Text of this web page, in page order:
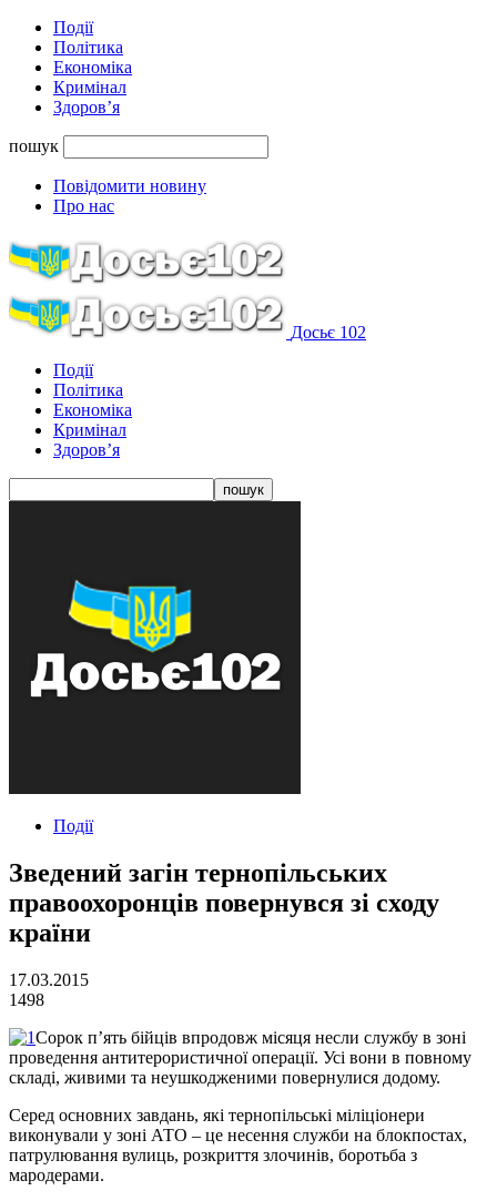
Події
Політика
Економіка
Кримінал
Здоров’я
пошук
Повідомити новину
Про нас
Досьє 102
Події
Політика
Економіка
Кримінал
Здоров’я
Події
Зведений загін тернопільських
правоохоронців повернувся зі сходу
країни
17.03.2015
1498
Сорок п’ять бійців впродовж місяця несли службу в зоні
проведення антитерористичної операції. Усі вони в повному
складі, живими та неушкодженими повернулися додому.
Серед основних завдань, які тернопільські міліціонери
виконували у зоні АТО – це несення служби на блокпостах,
патрулювання вулиць, розкриття злочинів, боротьба з
мародерами.